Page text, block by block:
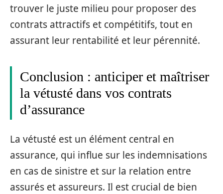
trouver le juste milieu pour proposer des
contrats attractifs et compétitifs, tout en
assurant leur rentabilité et leur pérennité.
Conclusion : anticiper et maîtriser
la vétusté dans vos contrats
d’assurance
La vétusté est un élément central en
assurance, qui influe sur les indemnisations
en cas de sinistre et sur la relation entre
assurés et assureurs. Il est crucial de bien